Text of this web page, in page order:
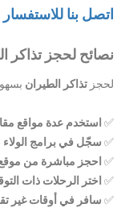
اتصل بنا للاستفسار
نصائح لحجز تذاكر
لحجز تذاكر الطيران
✅ استخدم عدة مواقع
✅ سجّل في برامج الولاء
✅ احجز مباشرة من
✅ اختر الرحلات ذات
✅ سافر في أوقات غير